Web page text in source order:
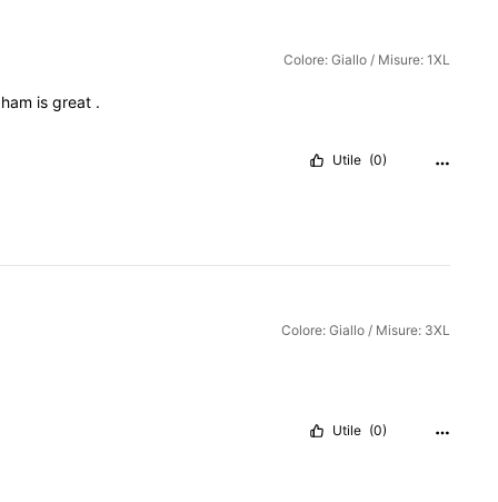
Colore: Giallo / Misure: 1XL
isgreat .
Utile (0)
Colore: Giallo / Misure: 3XL
Utile (0)